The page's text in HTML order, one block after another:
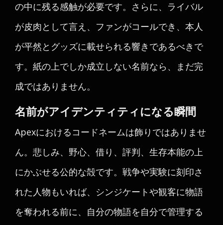
の中に残る感触が必要です。さらに、ライバル
が皮肉として言え、ファンがコールでき、本人
が平然とグッズに載せられる響きであるべきで
す。紙の上でしか成立しない名前なら、まだ完
成ではありません。
名前がアイデンティティになる瞬間
Apexにおけるコードネームは飾りではありませ
ん。悲しみ、野心、借り、評判、生存本能の上
にかぶせる公的な殻です。戦争や実験に刻印さ
れた人物もいれば、シンジケートや観客に物語
を奪われる前に、自分の物語を自分で管理する